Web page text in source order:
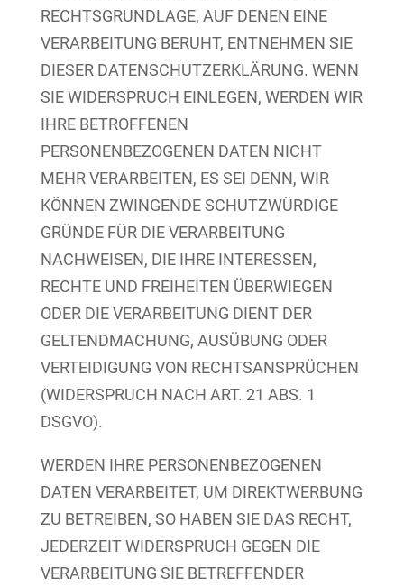
RECHTSGRUNDLAGE, AUF DENEN EINE
VERARBEITUNG BERUHT, ENTNEHMEN SIE
DIESER DATENSCHUTZERKLÄRUNG. WENN
SIE WIDERSPRUCH EINLEGEN, WERDEN WIR
IHRE BETROFFENEN
PERSONENBEZOGENEN DATEN NICHT
MEHR VERARBEITEN, ES SEI DENN, WIR
KÖNNEN ZWINGENDE SCHUTZWÜRDIGE
GRÜNDE FÜR DIE VERARBEITUNG
NACHWEISEN, DIE IHRE INTERESSEN,
RECHTE UND FREIHEITEN ÜBERWIEGEN
ODER DIE VERARBEITUNG DIENT DER
GELTENDMACHUNG, AUSÜBUNG ODER
VERTEIDIGUNG VON RECHTSANSPRÜCHEN
(WIDERSPRUCH NACH ART. 21 ABS. 1
DSGVO).
WERDEN IHRE PERSONENBEZOGENEN
DATEN VERARBEITET, UM DIREKTWERBUNG
ZU BETREIBEN, SO HABEN SIE DAS RECHT,
JEDERZEIT WIDERSPRUCH GEGEN DIE
VERARBEITUNG SIE BETREFFENDER